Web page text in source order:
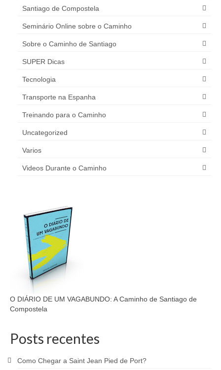
Santiago de Compostela
Seminário Online sobre o Caminho
Sobre o Caminho de Santiago
SUPER Dicas
Tecnologia
Transporte na Espanha
Treinando para o Caminho
Uncategorized
Varios
Videos Durante o Caminho
O DIÁRIO DE UM VAGABUNDO: A Caminho de Santiago de
Compostela
Posts recentes
Como Chegar a Saint Jean Pied de Port?